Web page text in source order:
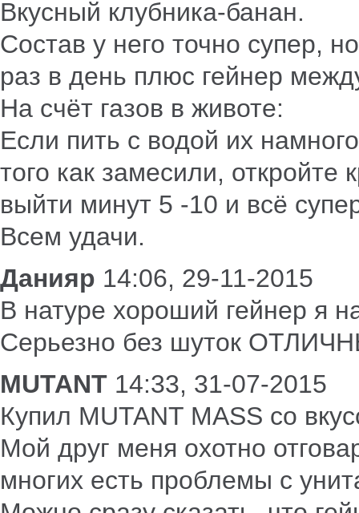
Вкусный клубника-банан.
Состав у него точно супер,
раз в день плюс гейнер
На счёт газов в животе:
Если пить с водой их
того как замесили,
выйти минут 5 -10 и всё
Всем удачи.
Данияр 14:06, 29-11-2015
В натуре хороший гейнер я
Серьезно без шуток
MUTANT 14:33, 31-07-2015
Купил MUTANT MASS со
Мой друг меня охотно
многих есть проблемы с